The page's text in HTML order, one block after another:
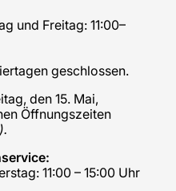
und Freitag: 11:00–
geschlossen.
den 15. Mai,
Öffnungszeiten
11:00 – 15:00 Uhr